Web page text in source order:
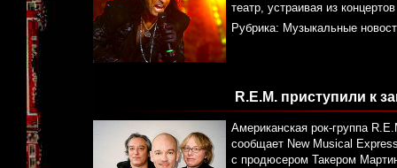
театр, устраивая из
Рубрика: Музыкальные
R.E.M. приступили к
Американская рок-группа
сообщает New Musical
с продюсером Такером